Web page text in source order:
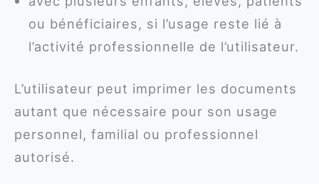
ou bénéficiaires, si l’usage reste lié à
l’activité professionnelle de l’utilisateur.
L’utilisateur peut imprimer les documents
autant que nécessaire pour son usage
personnel, familial ou professionnel
autorisé.